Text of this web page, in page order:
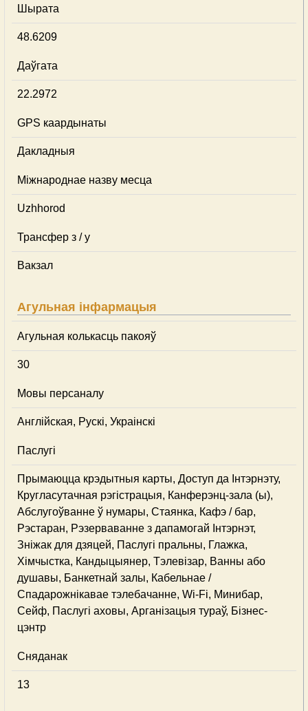
Шырата
48.6209
Даўгата
22.2972
GPS каардынаты
Дакладныя
Міжнароднае назву месца
Uzhhorod
Трансфер з / у
Вакзал
Агульная інфармацыя
Агульная колькасць пакояў
30
Мовы персаналу
Англійская, Рускі, Украінскі
Паслугі
Прымаюцца крэдытныя карты, Доступ да Інтэрнэту,
Кругласутачная рэгістрацыя, Канферэнц-зала (ы),
Абслугоўванне ў нумары, Стаянка, Кафэ / бар,
Рэстаран, Рэзерваванне з дапамогай Інтэрнэт,
Зніжак для дзяцей, Паслугі пральны, Глажка,
Хімчыстка, Кандыцыянер, Тэлевізар, Ванны або
душавы, Банкетнай залы, Кабельнае /
Спадарожнiкавае тэлебачанне, Wi-Fi, Минибар,
Сейф, Паслугі аховы, Арганізацыя тураў, Бізнес-
цэнтр
Сняданак
13